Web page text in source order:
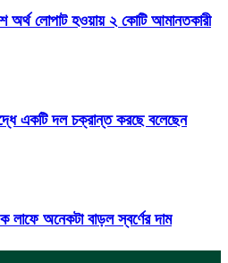
লোপাট হওয়ায় ২ কোটি আমানতকারী
একটি দল চক্রান্ত করছে বলেছেন
লাফে অনেকটা বাড়ল স্বর্ণের দাম